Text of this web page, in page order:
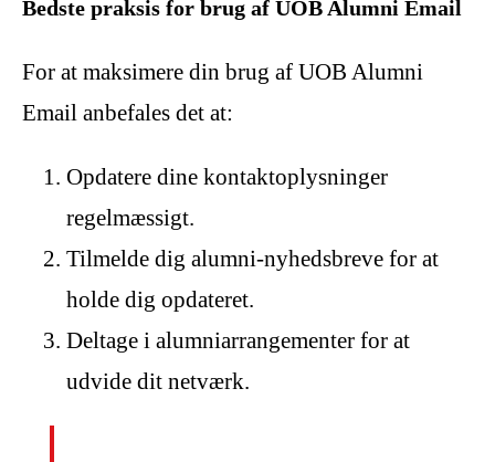
Bedste praksis for brug af UOB Alumni Email
For at maksimere din brug af UOB Alumni
Email anbefales det at:
Opdatere dine kontaktoplysninger
regelmæssigt.
Tilmelde dig alumni-nyhedsbreve for at
holde dig opdateret.
Deltage i alumniarrangementer for at
udvide dit netværk.